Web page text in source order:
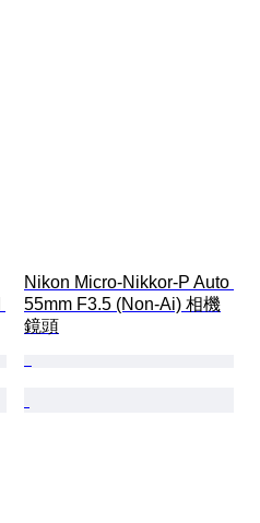
Nikon Micro-Nikkor-P Auto
55mm F3.5 (Non-Ai) 相機
鏡頭